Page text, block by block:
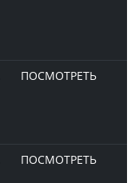
ПОСМОТРЕТЬ
ПОСМОТРЕТЬ